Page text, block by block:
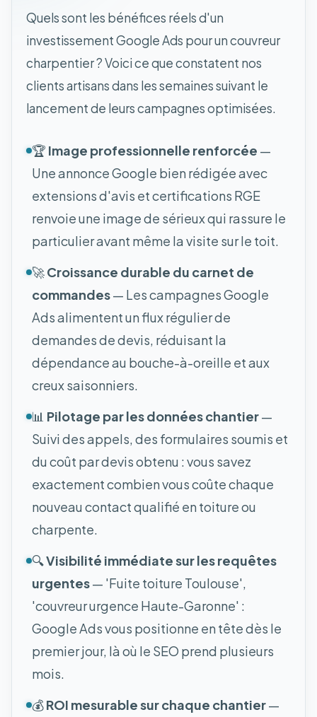
Quels sont les bénéfices réels d'un
investissement Google Ads pour un couvreur
charpentier ? Voici ce que constatent nos
clients artisans dans les semaines suivant le
lancement de leurs campagnes optimisées.
🏆 Image professionnelle renforcée —
Une annonce Google bien rédigée avec
extensions d'avis et certifications RGE
renvoie une image de sérieux qui rassure le
particulier avant même la visite sur le toit.
🚀Croissance durable du carnet de
commandes— Les campagnes Google
Ads alimentent un flux régulier de
demandes de devis, réduisant la
dépendance au bouche-à-oreille et aux
creux saisonniers.
📊 Pilotage par les données chantier—
Suivi des appels, des formulaires soumis et
du coût par devis obtenu : vous savez
exactement combien vous coûte chaque
nouveau contact qualifié en toiture ou
charpente.
🔍Visibilité immédiate sur les requêtes
urgentes— 'Fuite toiture Toulouse',
'couvreur urgence Haute-Garonne' :
Google Ads vous positionne en tête dès le
premier jour, là où le SEO prend plusieurs
mois.
💰ROI mesurable sur chaque chantier—